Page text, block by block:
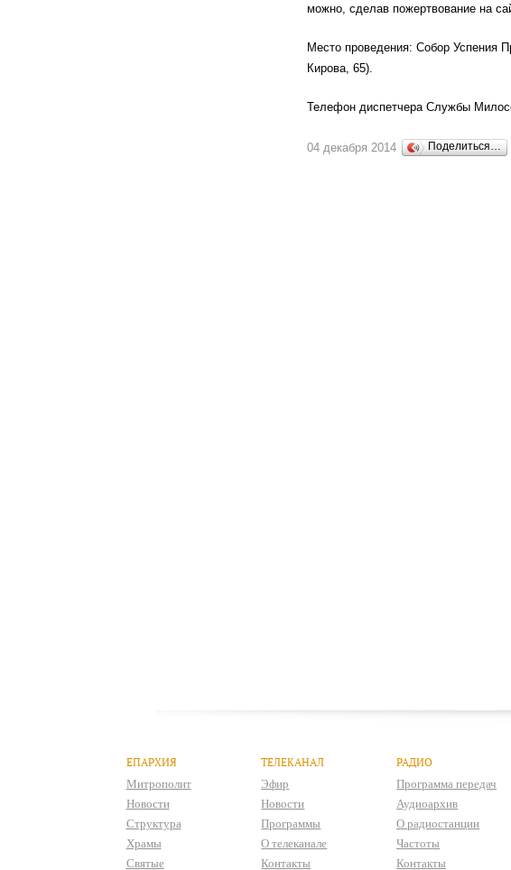
можно, сделав пожертвование на
Место проведения: Собор Успения
Кирова, 65).
Телефон диспетчера Службы
04 декабря 2014 Поделиться…
ЕПАРХИЯ
Митрополит
Новости
Структура
Храмы
Святые
ТЕЛЕКАНАЛ
Эфир
Новости
Программы
О телеканале
Контакты
РАДИО
Программа передач
Аудиоархив
О радиостанции
Частоты
Контакты